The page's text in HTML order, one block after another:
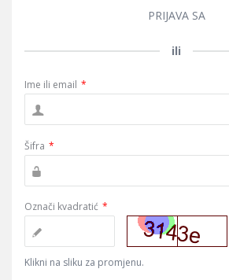
PRIJAVA SA
ili
Ime ili email *
Šifra *
Označi kvadratić *
Klikni na sliku za promjenu.